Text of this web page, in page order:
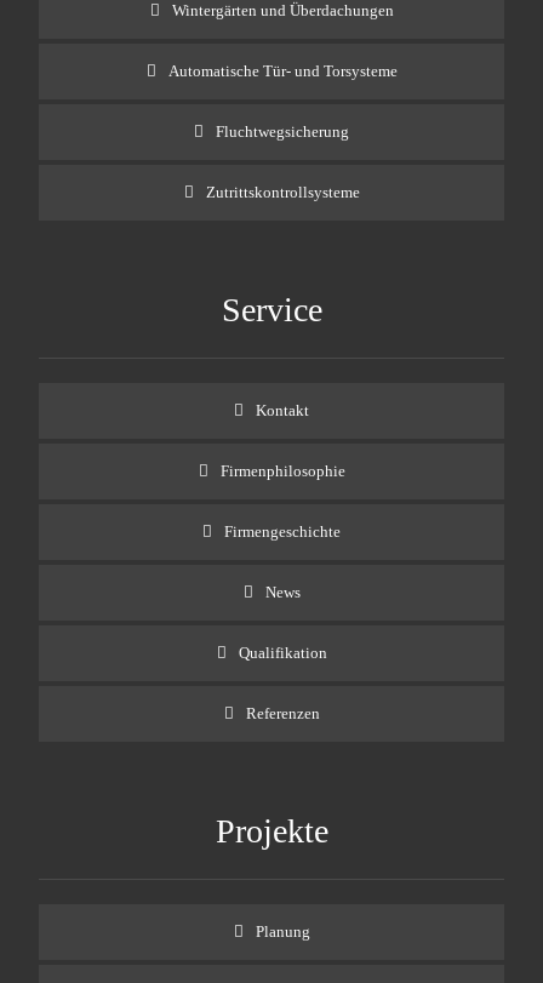
Wintergärten und Überdachungen
Automatische Tür- und Torsysteme
Fluchtwegsicherung
Zutrittskontrollsysteme
Service
Kontakt
Firmenphilosophie
Firmengeschichte
News
Qualifikation
Referenzen
Projekte
Planung